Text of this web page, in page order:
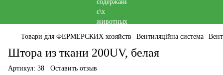
Товари для ФЕРМЕРСКИХ хозяйств Вентиляційна система
Штора из ткани 200UV, белая
Артикул: 38 Оставить отзыв